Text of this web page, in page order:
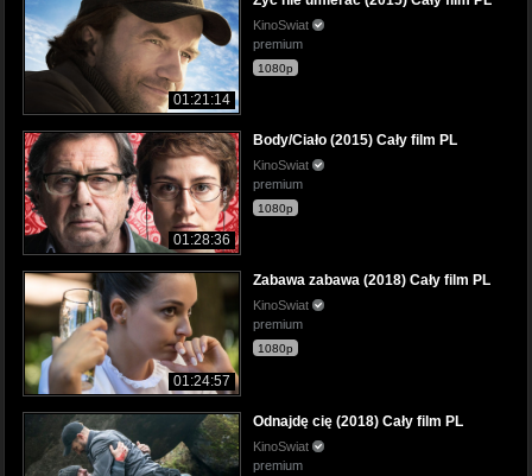
01:21:14
KinoSwiat
premium
1080p
01:28:36
Body/Ciało (2015) Cały film PL
KinoSwiat
premium
1080p
01:24:57
Zabawa zabawa (2018) Cały film PL
KinoSwiat
premium
1080p
Odnajdę cię (2018) Cały film PL
KinoSwiat
premium